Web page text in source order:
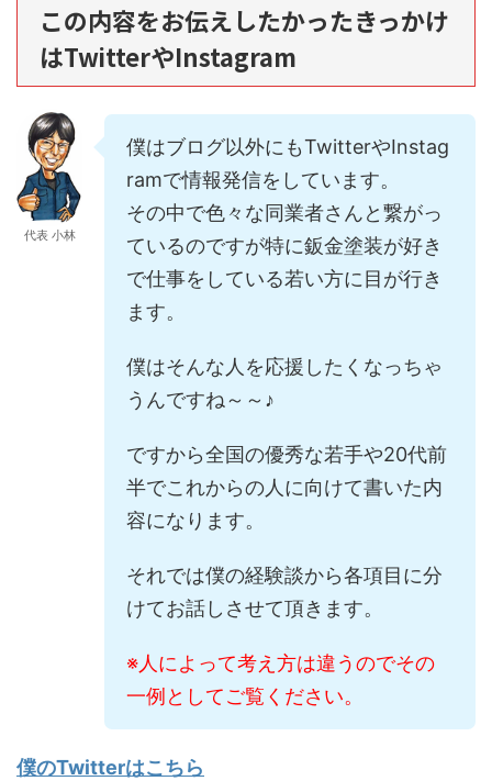
この内容をお伝えしたかったきっかけ
はTwitterやInstagram
代表 小林
僕はブログ以外にもTwitterやInstag
ramで情報発信をしています。
その中で色々な同業者さんと繋がっ
ているのですが特に鈑金塗装が好き
で仕事をしている若い方に目が行き
ます。
僕はそんな人を応援したくなっちゃ
うんですね～～♪
ですから全国の優秀な若手や20代前
半でこれからの人に向けて書いた内
容になります。
それでは僕の経験談から各項目に分
けてお話しさせて頂きます。
※人によって考え方は違うのでその
一例としてご覧ください。
僕のTwitterはこちら